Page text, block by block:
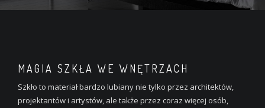
MAGIA SZKŁA WE WNĘTRZACH
Szkło to materiał bardzo lubiany nie tylko przez architektów,
projektantów i artystów, ale także przez coraz więcej osób,